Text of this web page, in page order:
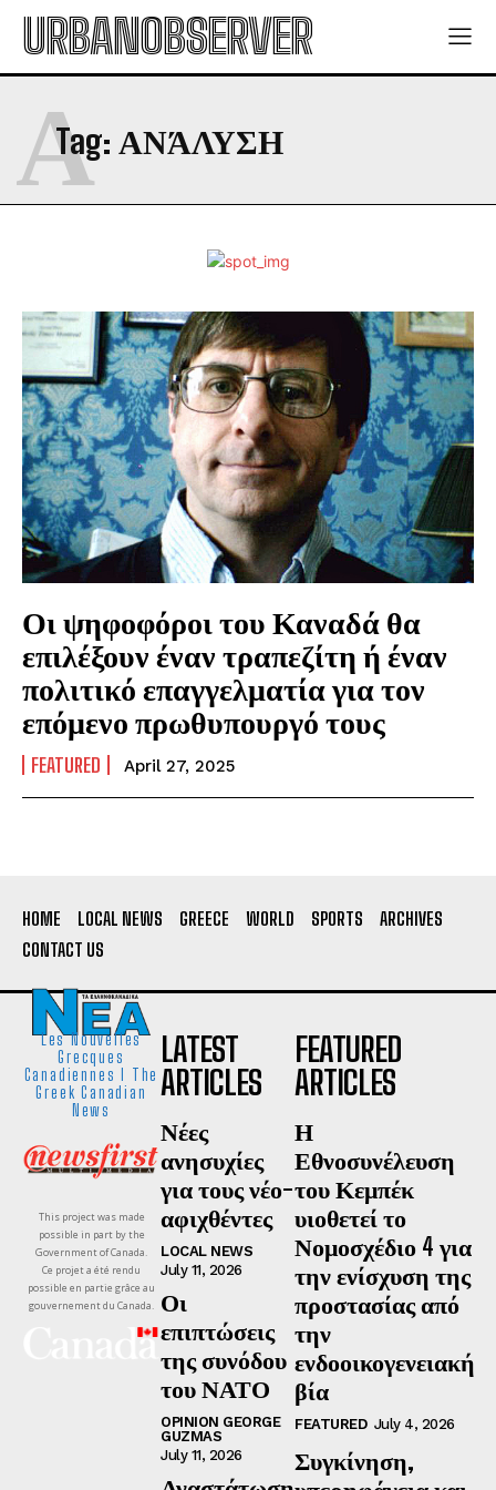
URBANOBSERVER
Tag: ΑΝΆΛΥΣΗ
Α
Οι ψηφοφόροι του Καναδά θα
επιλέξουν έναν τραπεζίτη ή έναν
πολιτικό επαγγελματία για τον
επόμενο πρωθυπουργό τους
FEATURED April 27, 2025
HOME LOCAL NEWS GREECE WORLD SPORTS
ARCHIVES
CONTACT US
Les Nouvelles
Grecques
Canadiennes I The
Greek Canadian
News
This project was made
possible in part by the
Government of Canada.
Ce projet a été rendu
possible en partie grâce au
gouvernement du Canada.
LATEST
ARTICLES
Νέες
ανησυχίες
για τους νέο-
αφιχθέντες
LOCAL NEWS
July 11, 2026
Οι
επιπτώσεις
της συνόδου
του ΝΑΤΟ
OPINION GEORGE
GUZMAS
July 11, 2026
FEATURED
ARTICLES
Η
Εθνοσυνέλευση
του Κεμπέκ
υιοθετεί το
Νομοσχέδιο 4 για
την ενίσχυση της
προστασίας από
την
ενδοοικογενειακή
βία
FEATURED July 4, 2026
Συγκίνηση,